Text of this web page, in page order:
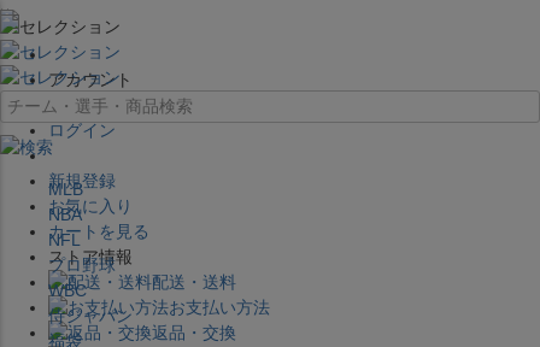
×
アカウント
ログイン
新規登録
お気に入り
カートを見る
ストア情報
配送・送料
お支払い方法
返品・交換
MLB
NBA
NFL
プロ野球
WBC
侍ジャパン
福袋